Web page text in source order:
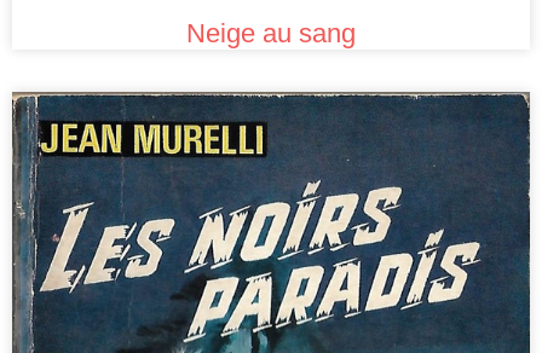
Neige au sang